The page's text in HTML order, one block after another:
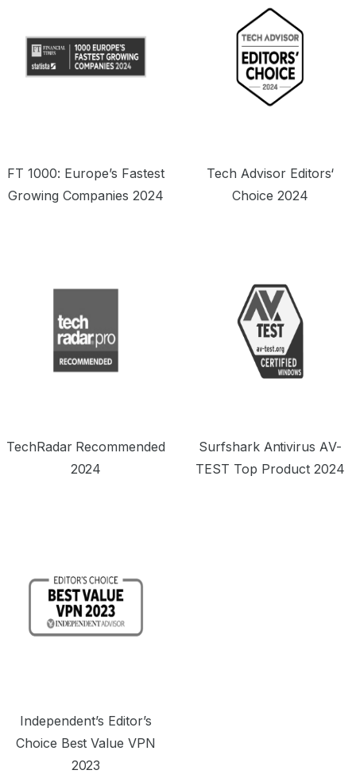
FT 1000: Europe’s Fastest
Growing Companies 2024
Tech Advisor Editors‘
Choice 2024
TechRadar Recommended
2024
Surfshark Antivirus AV-
TEST Top Product 2024
Independent’s Editor’s
Choice Best Value VPN
2023